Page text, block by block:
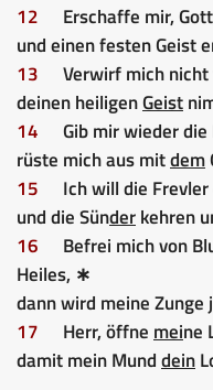
12 Erschaffe mir,
und einen festen Geist
13
Verwirf mich
deinen heiligenGeist
14
Gib mir wieder die
rüste mich aus mitdem
15
Ich will die
und die Sünderkehren
16
Befrei mich von
Heiles, ∗
dann wird meine Zunge
17
Herr, öffne meine
damit mein Munddein